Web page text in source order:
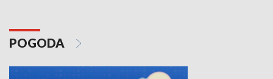
POGODA